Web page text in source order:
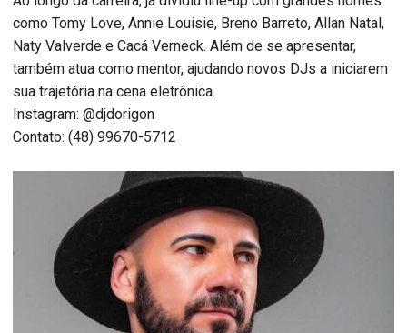
como Tomy Love, Annie Louisie, Breno Barreto, Allan Natal,
Naty Valverde e Cacá Verneck. Além de se apresentar,
também atua como mentor, ajudando novos DJs a iniciarem
sua trajetória na cena eletrônica.
Instagram: @djdorigon
Contato: (48) 99670-5712